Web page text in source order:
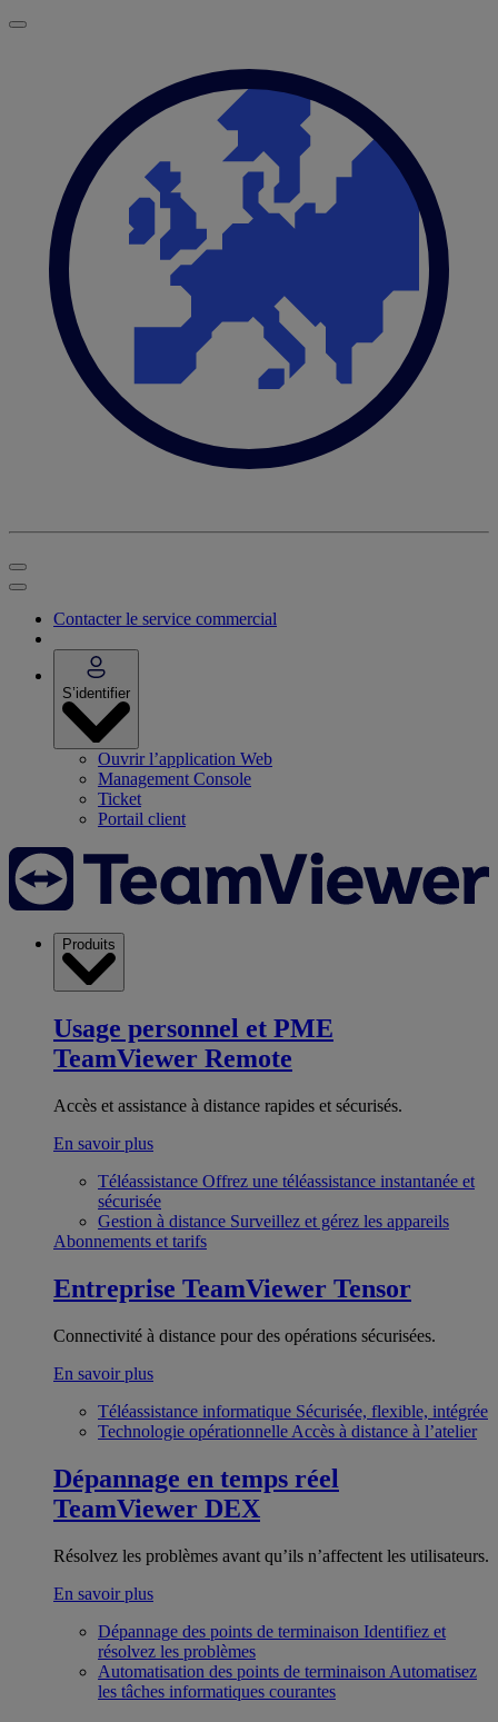
Contacter le service commercial
S’identifier
Ouvrir l’application Web
Management Console
Ticket
Portail client
Produits
Usage personnel et PME
TeamViewer Remote
Accès et assistance à distance rapides et sécurisés.
En savoir plus
Téléassistance Offrez une téléassistance instantanée et
sécurisée
Gestion à distance Surveillez et gérez les appareils
Abonnements et tarifs
Entreprise TeamViewer Tensor
Connectivité à distance pour des opérations sécurisées.
En savoir plus
Téléassistance informatique Sécurisée, flexible, intégrée
Technologie opérationnelle Accès à distance à l’atelier
Dépannage en temps réel
TeamViewer DEX
Résolvez les problèmes avant qu’ils n’affectent les utilisateurs.
En savoir plus
Dépannage des points de terminaison Identifiez et
résolvez les problèmes
Automatisation des points de terminaison Automatisez
les tâches informatiques courantes